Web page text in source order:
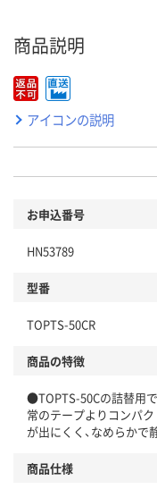
商品説明
アイコンの説明
お申込番号
HN53789
型番
TOPTS-50CR
商品の特徴
●TOPTS-50Cの詰替用
常のテープよりコンパ
が出にくく、なめらかで
商品仕様